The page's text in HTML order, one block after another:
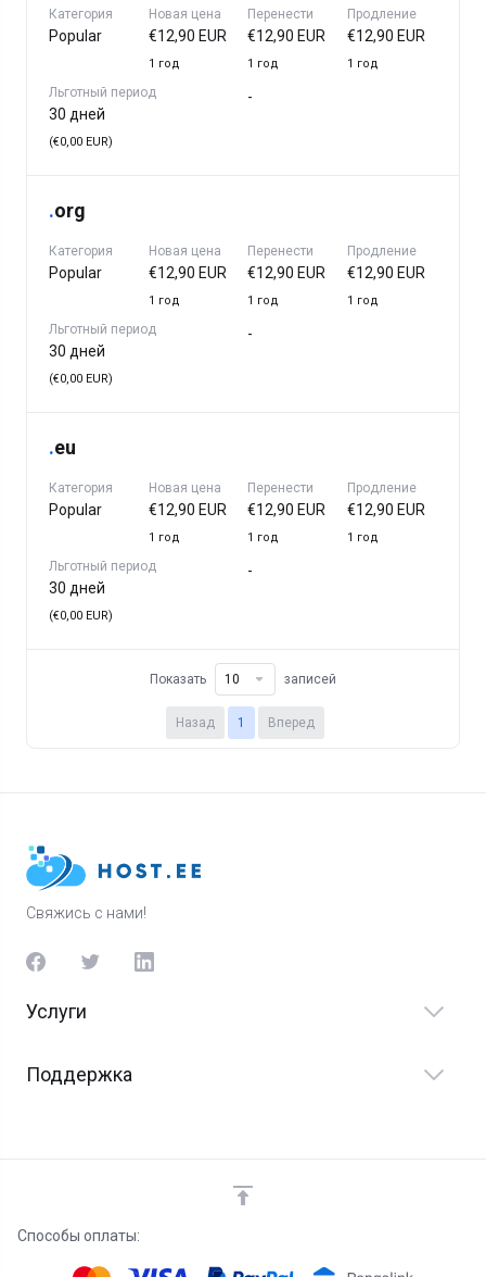
Категория
Popular
Новая цена
€12,90 EUR
1 год
Перенести
€12,90 EUR
1 год
Продление
€12,90 EUR
1 год
Льготный период
30 дней
(€0,00 EUR)
-
.org
Категория
Popular
Новая цена
€12,90 EUR
1 год
Перенести
€12,90 EUR
1 год
Продление
€12,90 EUR
1 год
Льготный период
30 дней
(€0,00 EUR)
-
.eu
Категория
Popular
Новая цена
€12,90 EUR
1 год
Перенести
€12,90 EUR
1 год
Продление
€12,90 EUR
1 год
Льготный период
30 дней
(€0,00 EUR)
-
Назад 1 Вперед
Показать записей
Свяжись с нами!
Услуги
Поддержка
Способы оплаты: